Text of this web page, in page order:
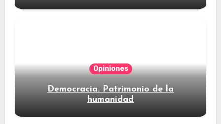
Opiniones
Democracia. Patrimonio de la
humanidad